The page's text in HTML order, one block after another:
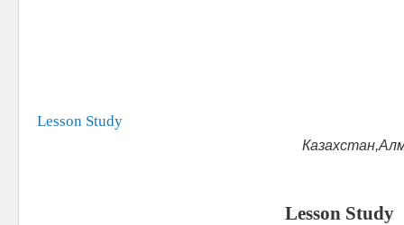
Lesson Study
Lesson Study